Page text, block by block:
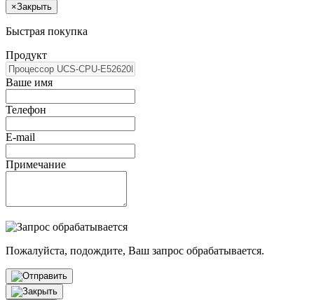
×Закрыть
Быстрая покупка
Продукт
Ваше имя
Телефон
E-mail
Примечание
Пожалуйста, подождите, Ваш запрос обрабатывается.